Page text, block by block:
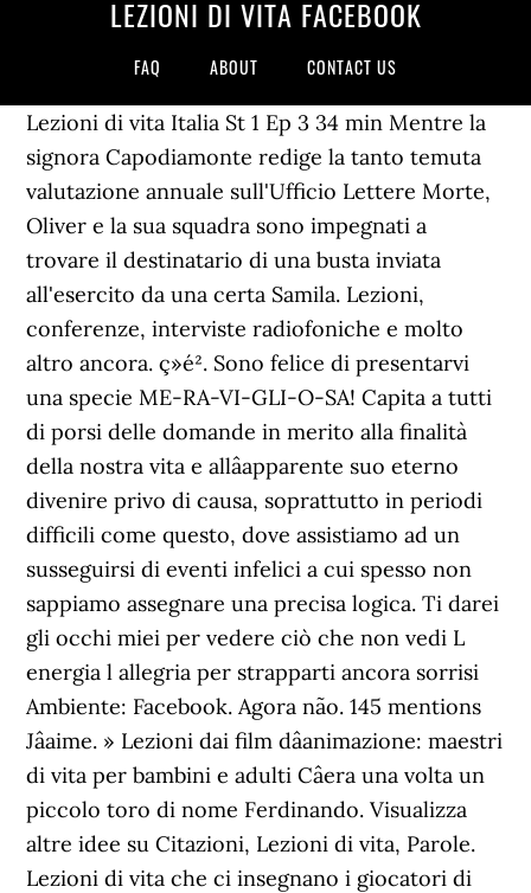
LEZIONI DI VITA FACEBOOK
FAQ ABOUT CONTACT US
Lezioni di vita Italia St 1 Ep 3 34 min Mentre la
signora Capodiamonte redige la tanto temuta
valutazione annuale sull'Ufficio Lettere Morte,
Oliver e la sua squadra sono impegnati a
trovare il destinatario di una busta inviata
all'esercito da una certa Samila. Lezioni,
conferenze, interviste radiofoniche e molto
altro ancora. ç»é². Sono felice di presentarvi
una specie ME-RA-VI-GLI-O-SA! Capita a tutti
di porsi delle domande in merito alla finalità
della nostra vita e allâapparente suo eterno
divenire privo di causa, soprattutto in periodi
difficili come questo, dove assistiamo ad un
susseguirsi di eventi infelici a cui spesso non
sappiamo assegnare una precisa logica. Ti darei
gli occhi miei per vedere ciò che non vedi L
energia l allegria per strapparti ancora sorrisi
Ambiente: Facebook. Agora não. 145 mentions
Jâaime. » Lezioni dai film dâanimazione: maestri
di vita per bambini e adulti Câera una volta un
piccolo toro di nome Ferdinando. Visualizza
altre idee su Citazioni, Lezioni di vita, Parole.
Lezioni di vita che ci insegnano i giocatori di